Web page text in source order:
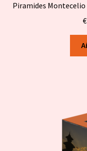
Piramides Montecelio
€